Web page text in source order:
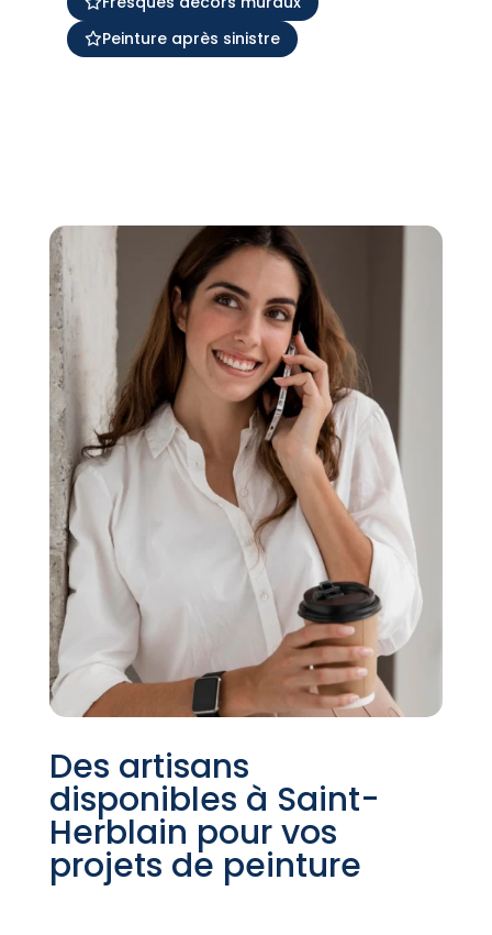
Peinture après sinistre
Des artisans
disponibles à Saint-
Herblain pour vos
projets de peinture